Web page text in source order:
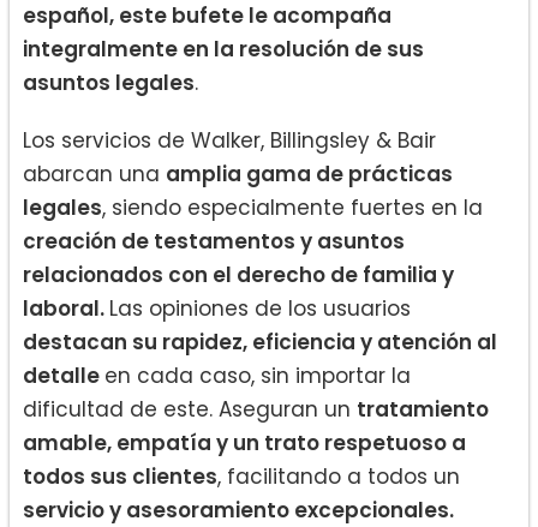
español, este bufete le acompaña
integralmente en la resolución de sus
asuntos legales.
Los servicios de Walker, Billingsley & Bair
abarcan una amplia gama de prácticas
legales, siendo especialmente fuertes en la
creación de testamentos y asuntos
relacionados con el derecho de familia y
laboral. Las opiniones de los usuarios
destacan su rapidez, eficiencia y atención al
detalle en cada caso, sin importar la
dificultad de este. Aseguran un tratamiento
amable, empatía y un trato respetuoso a
todos sus clientes, facilitando a todos un
servicio y asesoramiento excepcionales.